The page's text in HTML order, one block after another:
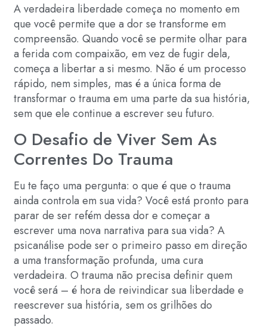
A verdadeira liberdade começa no momento em
que você permite que a dor se transforme em
compreensão. Quando você se permite olhar para
a ferida com compaixão, em vez de fugir dela,
começa a libertar a si mesmo. Não é um processo
rápido, nem simples, mas é a única forma de
transformar o trauma em uma parte da sua história,
sem que ele continue a escrever seu futuro.
O Desafio de Viver Sem As
Correntes Do Trauma
Eu te faço uma pergunta: o que é que o trauma
ainda controla em sua vida? Você está pronto para
parar de ser refém dessa dor e começar a
escrever uma nova narrativa para sua vida? A
psicanálise pode ser o primeiro passo em direção
a uma transformação profunda, uma cura
verdadeira. O trauma não precisa definir quem
você será – é hora de reivindicar sua liberdade e
reescrever sua história, sem os grilhões do
passado.